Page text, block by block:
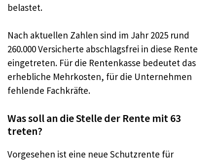
belastet.
Nach aktuellen Zahlen sind im Jahr 2025 rund
260.000 Versicherte abschlagsfrei in diese Rente
eingetreten. Für die Rentenkasse bedeutet das
erhebliche Mehrkosten, für die Unternehmen
fehlende Fachkräfte.
Was soll an die Stelle der Rente mit 63
treten?
Vorgesehen ist eine neue Schutzrente für